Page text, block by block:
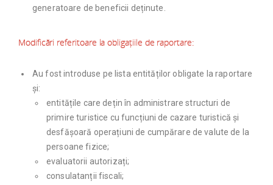
generatoare de beneficii deținute.
Modificări referitoare la obligațiile de raportare:
Au fost introduse pe lista entităților obligate la raportare
și:
entitățile care dețin în administrare structuri de
primire turistice cu funcțiuni de cazare turistică și
desfășoară operațiuni de cumpărare de valute de la
persoane fizice;
evaluatorii autorizați;
consulatanții fiscali;